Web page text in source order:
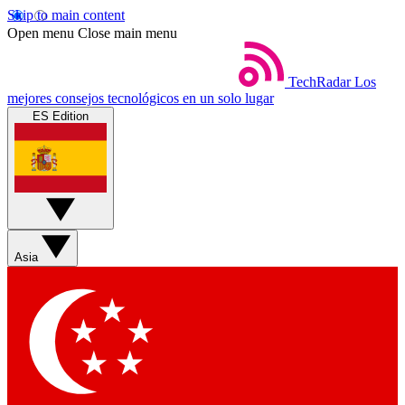
Skip to main content
Open menu Close main menu
TechRadar Los
mejores consejos tecnológicos en un solo lugar
ES Edition
Asia